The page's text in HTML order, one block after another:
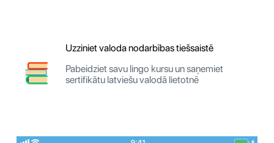
Uzziniet valoda nodarbības tiešsaistē
Pabeidziet savu lingo kursu un saņemiet
sertifikātu latviešu valodā lietotnē